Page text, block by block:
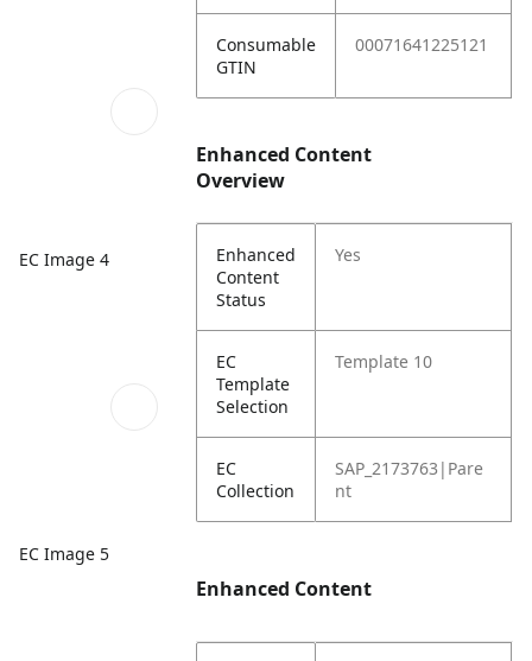
EC Image 4
EC Image 5
Consumable
GTIN
00071641225121
Enhanced Content
Overview
Enhanced
Content
Status
Yes
EC
Template
Selection
Template 10
EC
Collection
SAP_2173763|Pare
nt
Enhanced Content